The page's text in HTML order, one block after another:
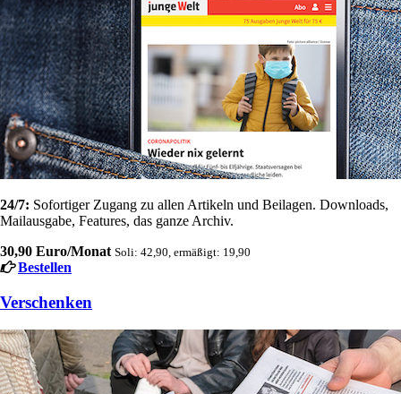
24/7: Sofortiger Zugang zu allen Artikeln und Beilagen. Downloads,
Mailausgabe, Features, das ganze Archiv.
30,90 Euro/Monat Soli: 42,90, ermäßigt: 19,90
Bestellen
Verschenken